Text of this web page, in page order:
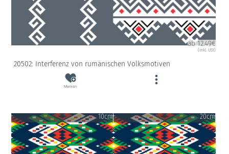
ab 12.49€
(inkl. USt)
20502: Interferenz von rumänischen Volksmotiven
Merken
10cm 20cm